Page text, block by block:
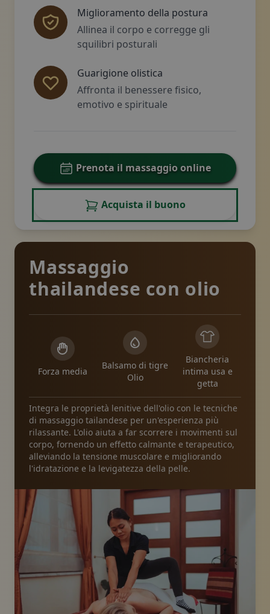
Miglioramento della postura
Allinea il corpo e corregge gli
squilibri posturali
Guarigione olistica
Affronta il benessere fisico,
emotivo e spirituale
Prenota il massaggio online
Acquista il buono
Massaggio
thailandese con olio
Forza media
Balsamo di tigre
Olio
Biancheria
intima usa e
getta
Integra le proprietà lenitive dell'olio con le tecniche
di massaggio tailandese per un'esperienza più
rilassante. L'olio aiuta a far scorrere i movimenti sul
corpo, fornendo un effetto calmante e terapeutico,
alleviando la tensione muscolare e migliorando
l'idratazione e la levigatezza della pelle.